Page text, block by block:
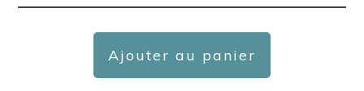
Ajouter au panier